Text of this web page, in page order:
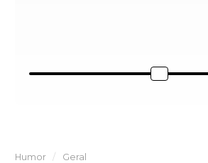
Humor Geral